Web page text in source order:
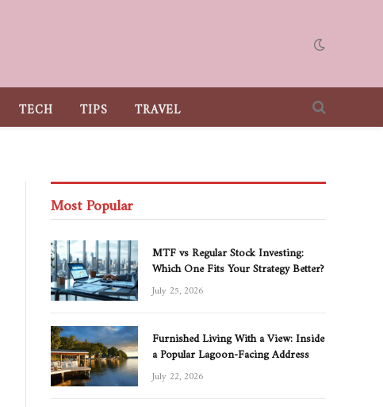
TECH TIPS TRAVEL
Most Popular
MTF vs Regular Stock Investing:
Which One Fits Your Strategy Better?
July 25, 2026
Furnished Living With a View: Inside
a Popular Lagoon-Facing Address
July 22, 2026